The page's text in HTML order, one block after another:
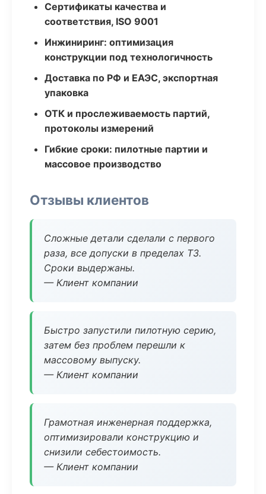
Сертификаты качества и
соответствия, ISO 9001
Инжиниринг: оптимизация
конструкции под технологичность
Доставка по РФ и ЕАЭС, экспортная
упаковка
ОТК и прослеживаемость партий,
протоколы измерений
Гибкие сроки: пилотные партии и
массовое производство
Отзывы клиентов
Сложные детали сделали с первого
раза, все допуски в пределах ТЗ.
Сроки выдержаны.
— Клиент компании
Быстро запустили пилотную серию,
затем без проблем перешли к
массовому выпуску.
— Клиент компании
Грамотная инженерная поддержка,
оптимизировали конструкцию и
снизили себестоимость.
— Клиент компании